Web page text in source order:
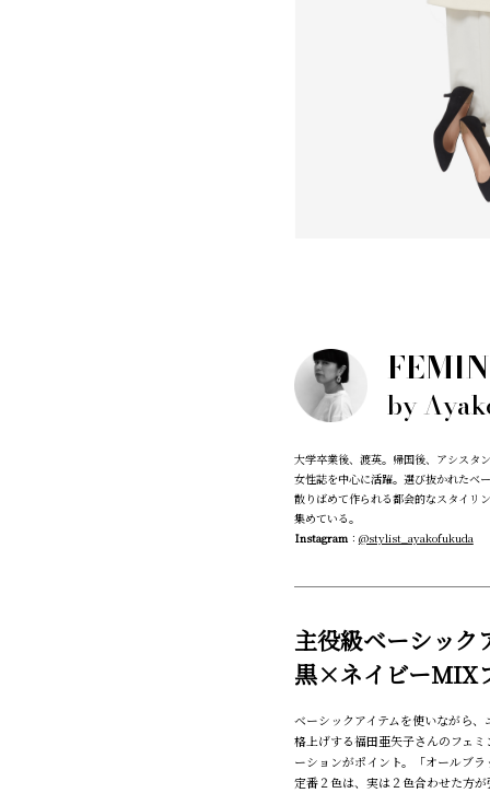
by
大学卒業後、渡英。帰国後、アシスタ
女性誌を中心に活躍。選び抜かれたベ
散りばめて作られる都会的なスタイリ
集めている。
Instagram： @stylist_ayakofukuda
主役級ベーシック
黒×ネイビーMIX
ベーシックアイテムを使いながら
格上げする福田亜矢子さんのフェ
ーションがポイント。「オールブ
定番２色は、実は２色合わせた方